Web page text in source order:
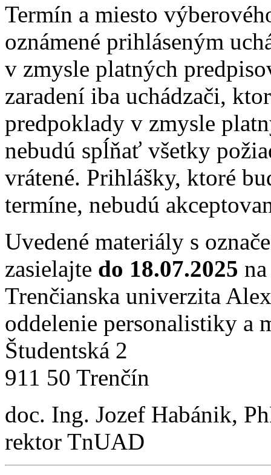
Termín a miesto
oznámené prihláseným
v zmysle platných
zaradení iba uchádzači,
predpoklady v zmysle
nebudú spĺňať všetky
vrátené. Prihlášky, ktoré
termíne, nebudú
Uvedené materiály s
zasielajte do 18.07.2025
Trenčianska univerzita
oddelenie personalistiky a
Študentská 2
911 50 Trenčín
doc. Ing. Jozef Habánik,
rektor TnUAD